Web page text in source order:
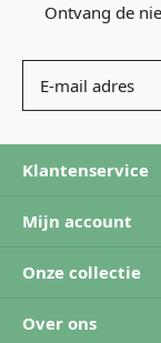
Ontvang de
Klantenservice
Mijn account
Onze collectie
Over ons